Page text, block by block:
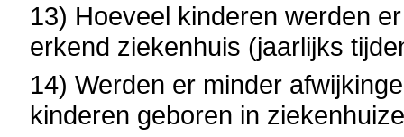
13) Hoeveel kinderen werden
erkend ziekenhuis (jaarlijks
14) Werden er minder
kinderen geboren in